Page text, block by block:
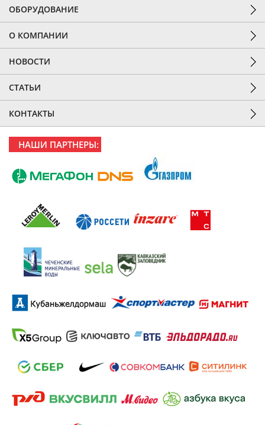
ОБОРУДОВАНИЕ
О КОМПАНИИ
НОВОСТИ
СТАТЬИ
КОНТАКТЫ
НАШИ ПАРТНЕРЫ: